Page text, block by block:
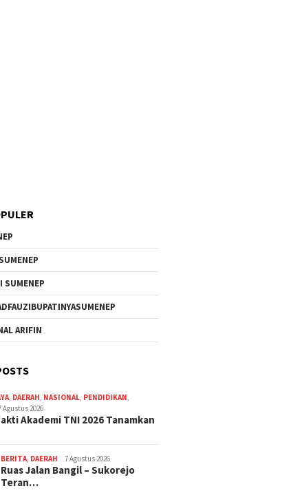
SUMENEP
ARIFIN
, DAERAH, NASIONAL, PENDIDIKAN,
Agustus 2026
Akademi TNI 2026 Tanamkan
BERITA, DAERAH 7 Agustus 2026
Ruas Jalan Bangil – Sukorejo
Teran…